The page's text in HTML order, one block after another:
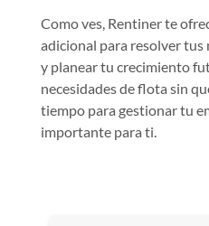
Como ves, Rentiner te
adicional para resolver tus
y planear tu crecimiento
necesidades de flota sin
tiempo para gestionar tu
importante para ti.